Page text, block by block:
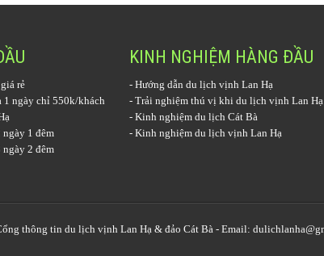
giá rẻ
1 ngày chỉ 550k/khách
1 đêm
2 đêm
KINH NGHIỆM HÀNG ĐẦU
- Hướng dẫn du lịch vịnh Lan Hạ
- Trải nghiệm thú vị khi du lịch vịnh Lan Hạ
- Kinh nghiệm du lịch Cát Bà
- Kinh nghiệm du lịch vịnh Lan Hạ
thông tin du lịch vịnh Lan Hạ& đảo Cát Bà - Email: